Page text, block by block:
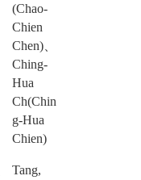
(Chao-
Chien
Chen)、
Ching-
Hua
Ch(Chin
g-Hua
Chien)
Tang,